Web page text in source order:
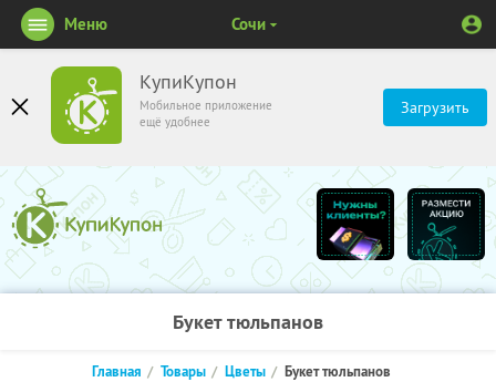
КупиКупон
Мобильное приложение
ещё удобнее
Загрузить
Меню Сочи
Букет тюльпанов
Главная Товары Цветы Букет тюльпанов